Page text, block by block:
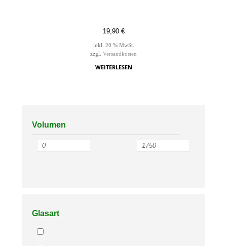
19,90 €
inkl. 20 % MwSt.
zzgl. Versandkosten
WEITERLESEN
Volumen
Glasart